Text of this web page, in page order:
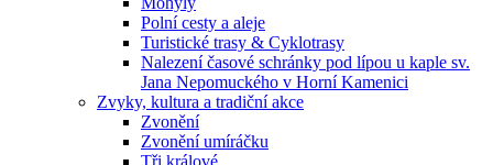
Polní cesty a aleje
Turistické trasy & Cyklotrasy
Nalezení časové schránky pod lípou u kaple sv.
Jana Nepomuckého v Horní Kamenici
Zvyky, kultura a tradiční akce
Zvonění
Zvonění umíráčku
Tři králové